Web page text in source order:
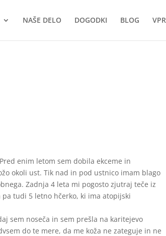
NAŠE DELO DOGODKI BLOG
enim letom sem dobila ekceme in
okoli ust. Tik nad in pod ustnico imam blago
Zadnja 4 leta mi pogosto zjutraj teče iz
tudi 5 letno hčerko, ki ima atopijski
sem noseča in sem prešla na karitejevo
do te mere, da me koža ne zateguje in ne